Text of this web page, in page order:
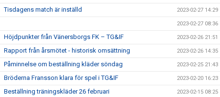
Tisdagens match är inställd 2023-02-27 14:29
2023-02-27 08:36
Höjdpunkter från Vänersborgs FK – TG&IF 2023-02-26 21:51
Rapport från årsmötet - historisk omsättning 2023-02-26 14:35
Påminnelse om beställning kläder söndag 2023-02-25 21:43
Bröderna Fransson klara för spel i TG&IF 2023-02-20 16:23
Beställning träningskläder 26 februari 2023-02-15 08:25